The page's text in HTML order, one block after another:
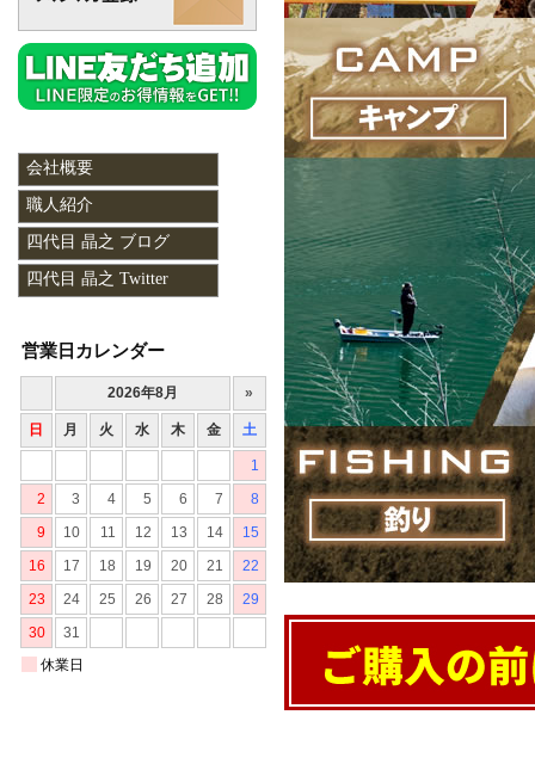
会社概要
職人紹介
四代目 晶之 ブログ
四代目 晶之 Twitter
営業日カレンダー